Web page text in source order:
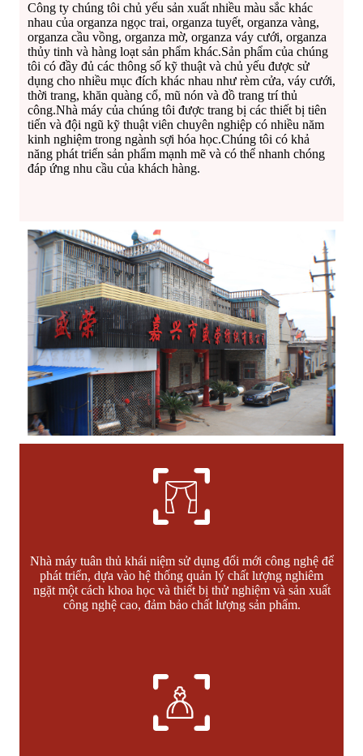
Công ty chúng tôi chủ yếu sản xuất nhiều màu sắc khác
nhau của organza ngọc trai, organza tuyết, organza vàng,
organza cầu vồng, organza mờ, organza váy cưới, organza
thủy tinh và hàng loạt sản phẩm khác.Sản phẩm của chúng
tôi có đầy đủ các thông số kỹ thuật và chủ yếu được sử
dụng cho nhiều mục đích khác nhau như rèm cửa, váy cưới,
thời trang, khăn quàng cổ, mũ nón và đồ trang trí thủ
công.Nhà máy của chúng tôi được trang bị các thiết bị tiên
tiến và đội ngũ kỹ thuật viên chuyên nghiệp có nhiều năm
kinh nghiệm trong ngành sợi hóa học.Chúng tôi có khả
năng phát triển sản phẩm mạnh mẽ và có thể nhanh chóng
đáp ứng nhu cầu của khách hàng.
Nhà máy tuân thủ khái niệm sử dụng đổi mới công nghệ để
phát triển, dựa vào hệ thống quản lý chất lượng nghiêm
ngặt một cách khoa học và thiết bị thử nghiệm và sản xuất
công nghệ cao, đảm bảo chất lượng sản phẩm.